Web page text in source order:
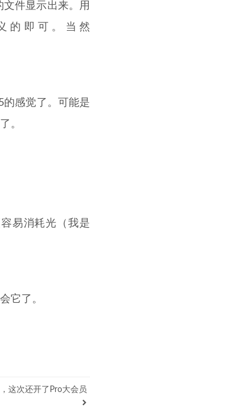
件显示出来。用
的即可。当然
的感觉了。可能是
。
易消耗光（我是
它了。
这次还开了Pro大会员